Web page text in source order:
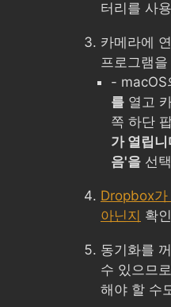
터리를 사
카메라에
프로그램
- macOS
를 열고
쪽 하단
가 열립
음'을 선
Dropbox가
아닌지 확
동기화를
수 있으므로
해야 할 수